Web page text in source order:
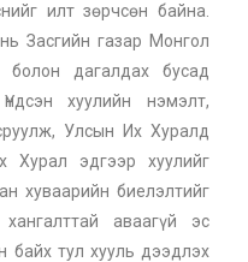
илт зөрчсөн байна.
Засгийн газар Монгол
болон дагалдах бусад
хуулийн нэмэлт,
Улсын Их Хуралд
Хурал эдгээр хуулийг
хуваарийн биелэлтийг
аваагүй эс
байх тул хууль дээдлэх